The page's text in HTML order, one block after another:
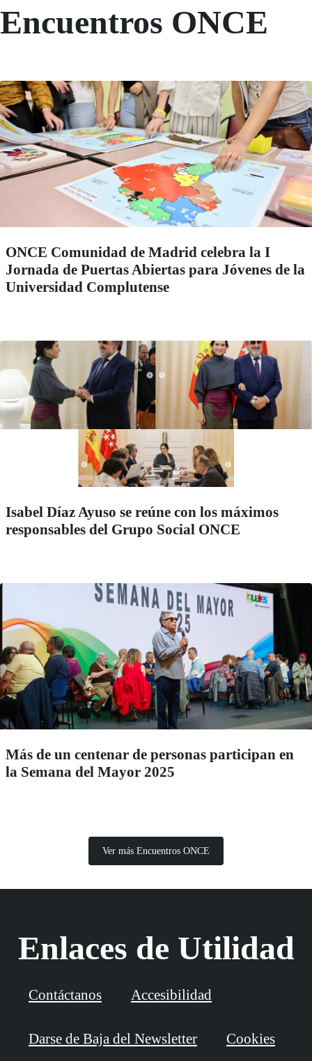
Encuentros ONCE
ONCE Comunidad de Madrid celebra la I
Jornada de Puertas Abiertas para Jóvenes de la
Universidad Complutense
Isabel Díaz Ayuso se reúne con los máximos
responsables del Grupo Social ONCE
Más de un centenar de personas participan en
la Semana del Mayor 2025
Ver más Encuentros ONCE
Enlaces de Utilidad
Contáctanos Accesibilidad
Darse de Baja del Newsletter Cookies